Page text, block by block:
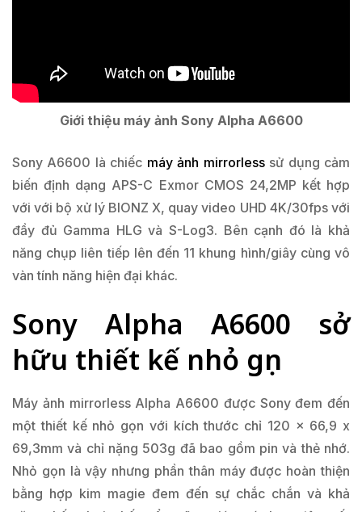
Giới thiệu máy ảnh Sony Alpha A6600
Sony A6600 là chiếc máy ảnh mirrorlesssử dụng cảm
biến định dạng APS-C Exmor CMOS 24,2MP kết hợp
với với bộ xử lý BIONZ X, quay video UHD 4K/30fps với
đầy đủ Gamma HLG và S-Log3. Bên cạnh đó là khả
năng chụp liên tiếp lên đến 11 khung hình/giây cùng vô
vàn tính năng hiện đại khác.
Sony Alpha A6600 sở
hữu thiết kế nhỏ gọn
Máy ảnh mirrorless Alpha A6600 được Sony đem đến
một thiết kế nhỏ gọn với kích thước chỉ 120 x 66,9 x
69,3mm và chỉ nặng 503g đã bao gồm pin và thẻ nhớ.
Nhỏ gọn là vậy nhưng phần thân máy được hoàn thiện
bằng hợp kim magie đem đến sự chắc chắn và khả